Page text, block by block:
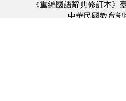
《重編國語辭典修訂本》
中華民國教育部